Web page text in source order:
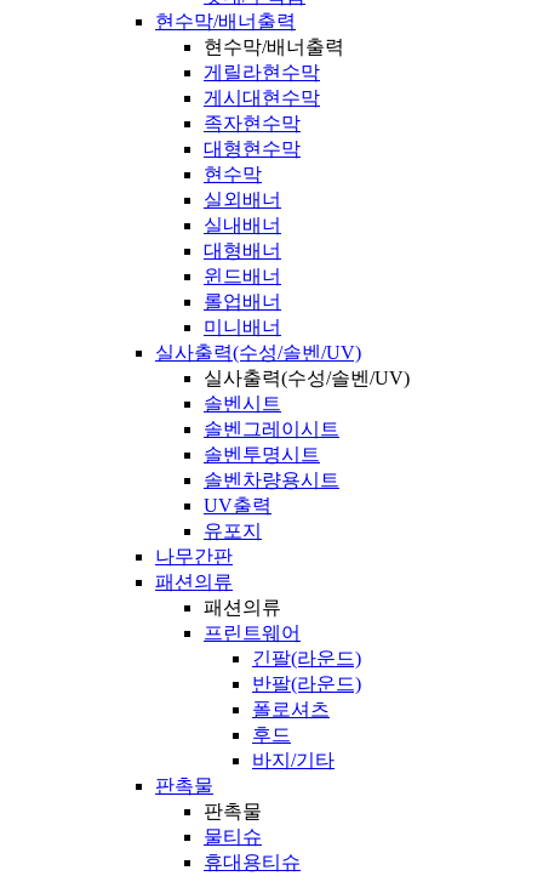
현수막/배너출력
현수막/배너출력
게릴라현수막
게시대현수막
족자현수막
대형현수막
현수막
실외배너
실내배너
대형배너
윈드배너
롤업배너
미니배너
실사출력(수성/솔벤/UV)
실사출력(수성/솔벤/UV)
솔벤시트
솔벤그레이시트
솔벤투명시트
솔벤차량용시트
UV출력
유포지
나무간판
패션의류
패션의류
프린트웨어
긴팔(라운드)
반팔(라운드)
폴로셔츠
후드
바지/기타
판촉물
판촉물
물티슈
휴대용티슈